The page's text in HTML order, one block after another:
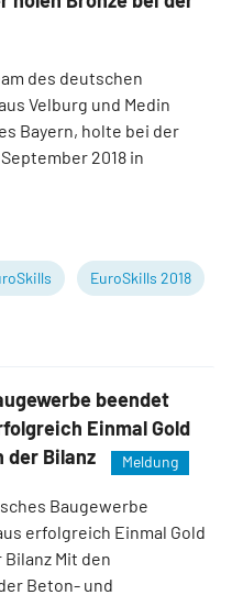
des deutschen
Velburg und Medin
Bayern, holte bei der
2018 in
EuroSkills 2018
beendet
Einmal Gold
der Bilanz
Meldung
Baugewerbe
erfolgreich Einmal Gold
Mit den
Beton- und